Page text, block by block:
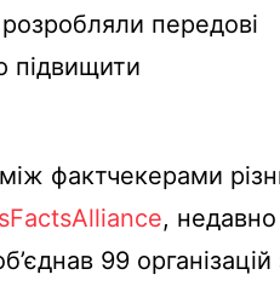
передові
підвищити
фактчекерами
, недавно
99 організацій